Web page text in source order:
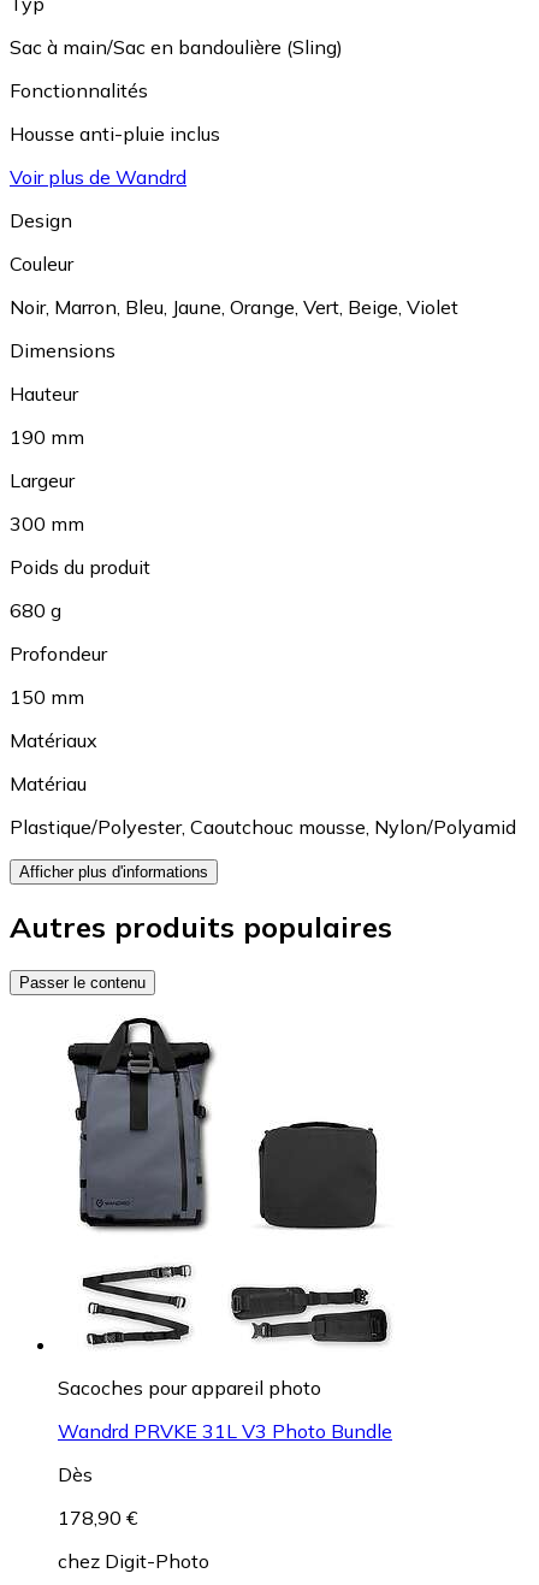
Sac à main/Sac en bandoulière (Sling)
Fonctionnalités
Housse anti-pluie inclus
Voir plus de Wandrd
Design
Couleur
Noir, Marron, Bleu, Jaune, Orange, Vert, Beige, Violet
Dimensions
Hauteur
190 mm
Largeur
300 mm
Poids du produit
680 g
Profondeur
150 mm
Matériaux
Matériau
Plastique/Polyester, Caoutchouc mousse, Nylon/Polyamid
Afficher plus d'informations
Autres produits populaires
Passer le contenu
Sacoches pour appareil photo
Wandrd PRVKE 31L V3 Photo Bundle
Dès
178,90 €
chez Digit-Photo